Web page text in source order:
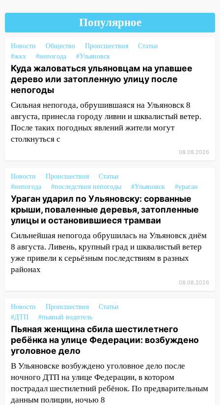
На Нижней Террасе мощным
ветром вырвало дерево с корнем
13:46
Сильный ветер сорвал крышу с
СТО на проспекте Созидателей
13:35 Непогода продолжает бить по
транспорту: в Ульяновске трамвай
сошёл с рельсов
13:22 Упавшие деревья перекрыли
дороги в Ульяновске: фото
13:17
13:15
Трижды «брал в долг» без спроса:
житель Вешкаймского района похитил у
знакомого 191 тысячу рублей
13:14 Ураган оторвал светофор на
проспекте Филатова в Ульяновске
13:12 Дерево пробило крышу дома на
Новгородской в Ульяновске и рухнуло
упало во дворе
13:08
Ураган ударил по Ульяновску:
сорванные крыши, поваленные деревья,
затопленные улицы и остановившиеся
трамваи
12:17 Ульяновск накрыл крупный град:
после ливня город снова уходит под
воду
Популярное
Новости Общество Происшествия
Статьи
#жкх
#непогода #Ульяновск
Куда жаловаться ульяновцам на упавшее
дерево или затопленную улицу после
непогоды
Сильная непогода, обрушившаяся на Ульяновск 8
августа, принесла городу ливни и шквалистый ветер.
После таких погодных явлений жители могут
столкнуться с
08.08.2026
Новости Происшествия
Статьи
#непогода
#последствия непогоды #Ульяновск #ураган
Ураган ударил по Ульяновску: сорванные
крыши, поваленные деревья, затопленные
улицы и остановившиеся трамваи
Сильнейшая непогода обрушилась на Ульяновск днём
8 августа. Ливень, крупный град и шквалистый ветер
уже привели к серьёзным последствиям в разных
районах
08.08.2026
Новости Происшествия
Статьи
#ДТП
#пьяный водитель
Пьяная женщина сбила шестилетнего
ребёнка на улице Федерации: возбуждено
уголовное дело
В Ульяновске возбуждено уголовное дело после
ночного ДТП на улице Федерации, в котором
пострадал шестилетний ребёнок. По предварительным
данным полиции, ночью 8